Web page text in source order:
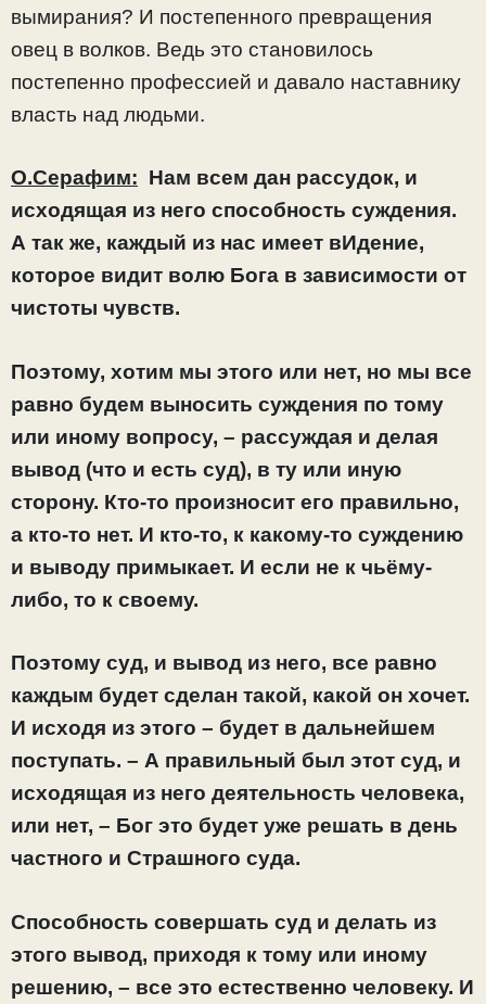
вымирания? И постепенного превращения
овец в волков. Ведь это становилось
постепенно профессией и давало наставнику
власть над людьми.
О.Серафим: Нам всем дан рассудок, и
исходящая из него способность суждения.
А так же, каждый из нас имеет вИдение,
которое видит волю Бога в зависимости от
чистоты чувств.
Поэтому, хотим мы этого или нет, но мы все
равно будем выносить суждения по тому
или иному вопросу, – рассуждая и делая
вывод (что и есть суд), в ту или иную
сторону. Кто-то произносит его правильно,
а кто-то нет. И кто-то, к какому-то суждению
и выводу примыкает. И если не к чьёму-
либо, то к своему.
Поэтому суд, и вывод из него, все равно
каждым будет сделан такой, какой он хочет.
И исходя из этого – будет в дальнейшем
поступать. – А правильный был этот суд, и
исходящая из него деятельность человека,
или нет, – Бог это будет уже решать в день
частного и Страшного суда.
Способность совершать суд и делать из
этого вывод, приходя к тому или иному
решению, – все это естественно человеку. И